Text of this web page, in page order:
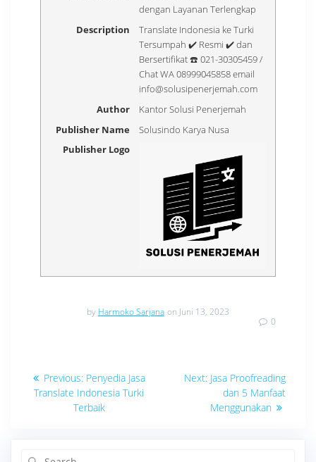
dengan Layanan Terlengkap
Description
Translate Indonesia ke Turki
Tersumpah ✔️ Resmi ✔️ dan
Bersertifikat ☎️ 021-30305459 /
Chat WA 08999045858 email
info@solusipenerjemah.com
Author
Kantor Solusi Penerjemah
Publisher Name
Solusindo Karya Nusa
Publisher Logo
by Harmoko Sarjana on Juni 13, 2023
0
Navigasi
pos
Previous: Previous
post:
Penyedia Jasa
Translate Indonesia Turki
Terbaik
Next: Next
post:
Jasa Proofreading
dan 5 Manfaat
Menggunakan